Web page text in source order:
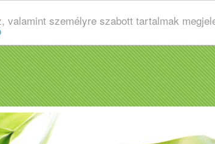
valamint személyre szabott tartalmak